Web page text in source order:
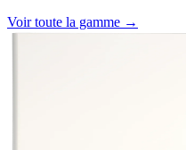
Voir toute la gamme →